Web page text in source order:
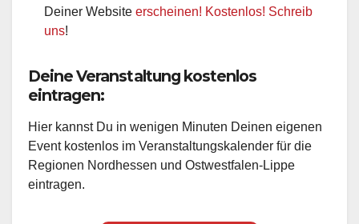
Deiner Website erscheinen! Kostenlos! Schreib
uns!
Deine Veranstaltung kostenlos
eintragen:
Hier kannst Du in wenigen Minuten Deinen eigenen
Event kostenlos im Veranstaltungskalender für die
Regionen Nordhessen und Ostwestfalen-Lippe
eintragen.